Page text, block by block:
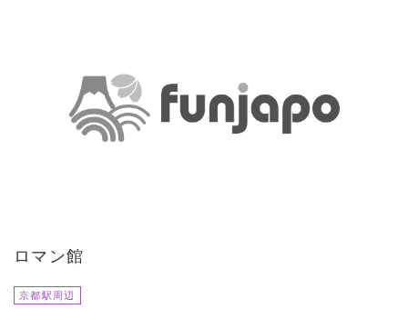
ロマン館
京都駅周辺